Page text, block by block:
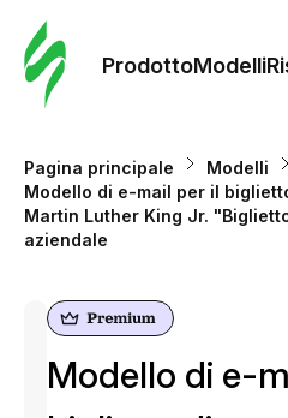
ProdottoModelli
Pagina principale
Modelli
Modello di e-mail per il
Martin Luther King Jr.
aziendale
Modello di e-